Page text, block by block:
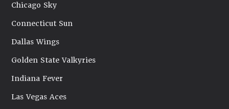
Chicago Sky
Connecticut Sun
Dallas Wings
Golden State Valkyries
Indiana Fever
Las Vegas Aces